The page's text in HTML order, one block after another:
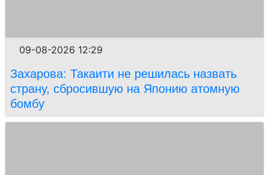
09-08-2026 12:29
Захарова: Такаити не решилась назвать
страну, сбросившую на Японию атомную
бомбу